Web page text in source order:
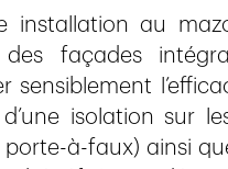
installation au
des façades
sensiblement
isolation sur
à-faux) ainsi